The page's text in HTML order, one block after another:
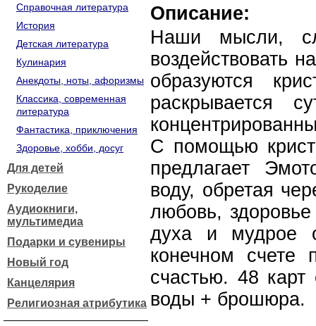
Справочная литература
История
Детская литература
Кулинария
Анекдоты, ноты, афоризмы
Классика, современная
литература
Фантастика, приключения
Здоровье, хобби, досуг
Для детей
Рукоделие
Аудиокниги,
мультимедиа
Подарки и сувениры
Новый год
Канцелярия
Религиозная атрибутика
Описание:
Наши мысли,
воздействовать
образуются
раскрывается
С помощью
предлагает
воду, обретая
любовь,
духа и мудрое
конечном счете
счастью. 48 карт
воды + брошюра.